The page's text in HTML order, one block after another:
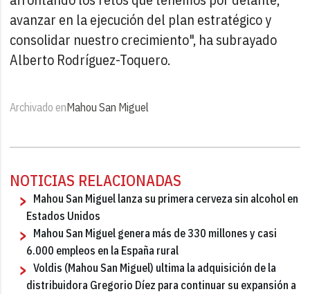
avanzar en la ejecución del plan estratégico y
consolidar nuestro crecimiento", ha subrayado
Alberto Rodríguez-Toquero.
Archivado enMahou San Miguel
NOTICIAS RELACIONADAS
Mahou San Miguel lanza su primera cerveza sin alcohol en
Estados Unidos
Mahou San Miguel genera más de 330 millones y casi
6.000 empleos en la España rural
Voldis (Mahou San Miguel) ultima la adquisición de la
distribuidora Gregorio Díez para continuar su expansión a